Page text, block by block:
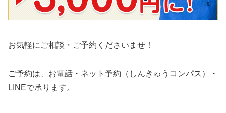
お気軽にご相談・ご予約くださいませ！
ご予約は、お電話・ネット予約（しんきゅうコンパス）・
LINEで承ります。